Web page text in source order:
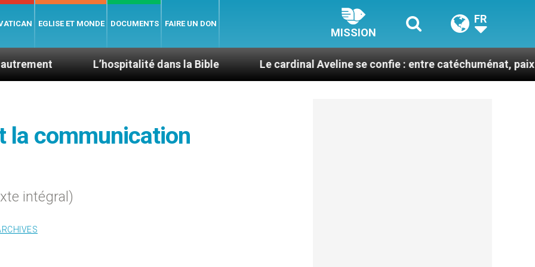
EGLISE ET MONDE DOCUMENTS FAIRE UN DON
MISSION
FR
L’hospitalité dans la Bible Le cardinal Aveline se confie : entre catéchuménat, paix et défis
la communication
intégral)